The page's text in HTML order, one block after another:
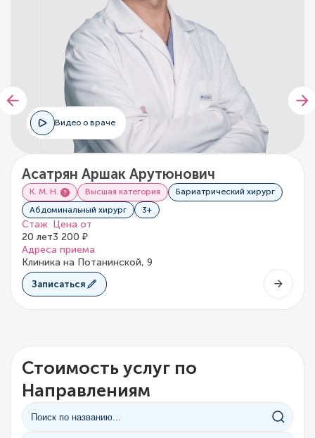
Видео о враче
Асатрян Аршак Арутюнович
К. М. Н. Высшая категория
Бариатрический хирург
Абдоминальный хирург
3+
Стаж
20 лет
Цена от
3 200 ₽
Адреса приема
Клиника на Потанинской, 9
Записаться
Стоимость услуг по
Направлениям